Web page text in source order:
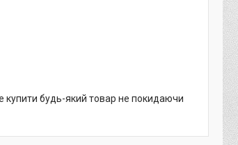
купити будь-який товар не покидаючи